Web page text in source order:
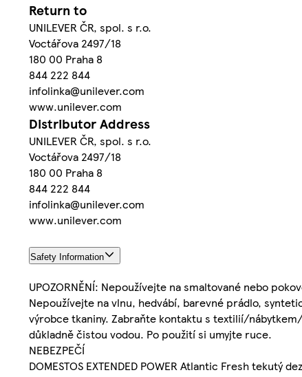
Return to
UNILEVER ČR, spol. s r.o.
Voctářova 2497/18
180 00 Praha 8
844 222 844
infolinka@unilever.com
www.unilever.com
Distributor Address
UNILEVER ČR, spol. s r.o.
Voctářova 2497/18
180 00 Praha 8
844 222 844
infolinka@unilever.com
www.unilever.com
Safety Information
UPOZORNĚNÍ: Nepoužívejte na smaltované nebo
Nepoužívejte na vlnu, hedvábí, barevné prádlo,
výrobce tkaniny. Zabraňte kontaktu s textilií/
důkladně čistou vodou. Po použití si umyjte ruce.
NEBEZPEČÍ
DOMESTOS EXTENDED POWER Atlantic Fresh